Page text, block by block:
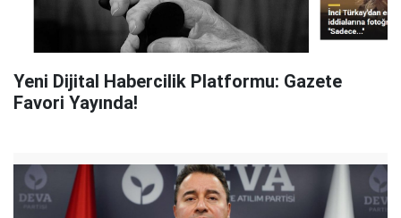
Yeni Dijital Habercilik Platformu: Gazete
Favori Yayında!